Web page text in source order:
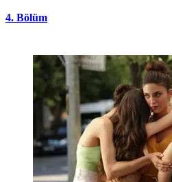
4. Bölüm